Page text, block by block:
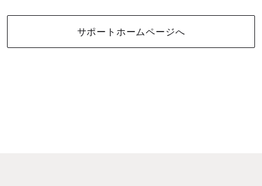
サポートホームページへ